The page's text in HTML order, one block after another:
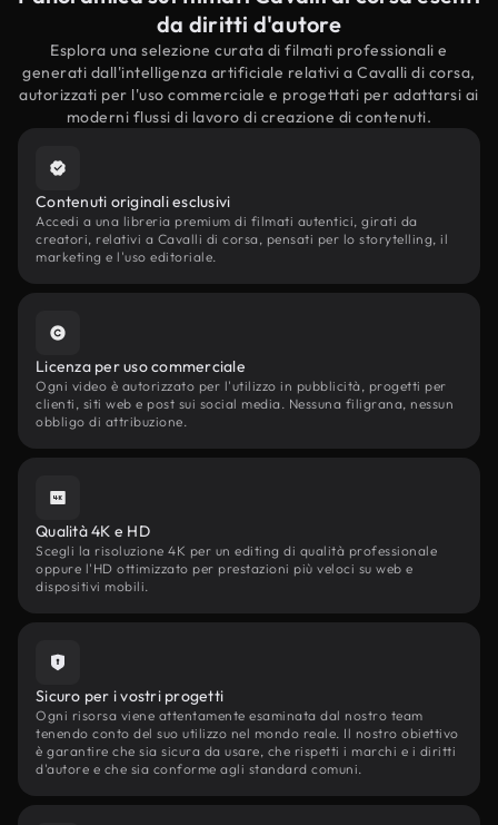
da diritti d'autore
Esplora una selezione curata di filmati professionali e
generati dall'intelligenza artificiale relativi a Cavalli di corsa,
autorizzati per l'uso commerciale e progettati per adattarsi ai
moderni flussi di lavoro di creazione di contenuti.
Contenuti originali esclusivi
Accedi a una libreria premium di filmati autentici, girati da
creatori, relativi a Cavalli di corsa, pensati per lo storytelling, il
marketing e l'uso editoriale.
Licenza per uso commerciale
Ogni video è autorizzato per l'utilizzo in pubblicità, progetti per
clienti, siti web e post sui social media. Nessuna filigrana, nessun
obbligo di attribuzione.
Qualità 4K e HD
Scegli la risoluzione 4K per un editing di qualità professionale
oppure l'HD ottimizzato per prestazioni più veloci su web e
dispositivi mobili.
Sicuro per i vostri progetti
Ogni risorsa viene attentamente esaminata dal nostro team
tenendo conto del suo utilizzo nel mondo reale. Il nostro obiettivo
è garantire che sia sicura da usare, che rispetti i marchi e i diritti
d'autore e che sia conforme agli standard comuni.